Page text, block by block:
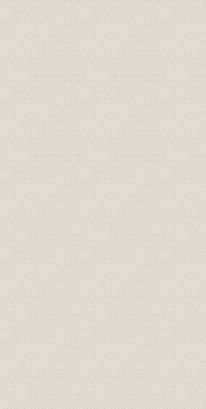
名古屋工場
物質科学研究所
電子材料研究所(船橋)
電子材料研究所(富山)
機能材料研究所
生物科学研究所
韓国日産化学
Nissan Chemical Houston
Corporation